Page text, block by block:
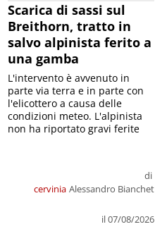
Scarica di sassi sul
Breithorn, tratto in
salvo alpinista ferito a
una gamba
cervinia
di
Alessandro Bianchet
il 07/08/2026
L'intervento è avvenuto in
parte via terra e in parte con
l'elicottero a causa delle
condizioni meteo. L'alpinista
non ha riportato gravi ferite